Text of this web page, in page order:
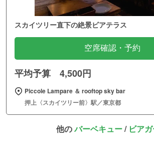
スカイツリー直下の絶景ビアテラス
空席確認・予約
平均予算 4,500円
Piccole Lampare ＆ rooftop sky bar
押上〈スカイツリー前〉駅／東京都
他のバーベキュー/ ビア